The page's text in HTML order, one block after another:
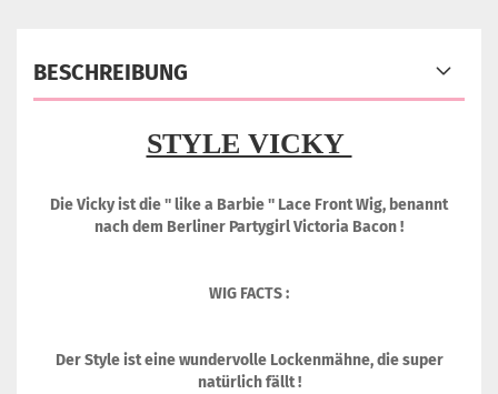
BESCHREIBUNG
STYLE VICKY
Die Vicky ist die '' like a Barbie '' Lace Front Wig, benannt
nach dem Berliner Partygirl Victoria Bacon !
WIG FACTS :
Der Style ist eine wundervolle Lockenmähne, die super
natürlich fällt !